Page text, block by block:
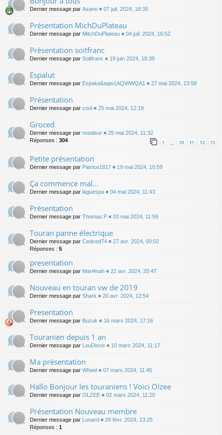
Dernier message par Asano « 07 juil. 2024, 18:35
Présentation MichDuPlateau
Dernier message par MitchDuPlateau « 04 juil. 2024, 16:52
Présentation soitfranc
Dernier message par Soitfranc « 19 juin 2024, 18:39
Espalut
Dernier message par Espalut&aqw1AQWWQA1 « 27 mai 2024, 13:58
Présentation
Dernier message par cool « 25 mai 2024, 12:19
Groced
Dernier message par resideur « 25 mai 2024, 11:32
Réponses : 304 1 10 11 12 13
Petite présentation
Dernier message par Patrice1817 « 19 mai 2024, 10:59
Ça commence mal...
Dernier message par laguespa « 04 mai 2024, 11:43
Présentation
Dernier message par Thomas.P « 03 mai 2024, 11:59
Touran panne électrique
Dernier message par Cedced74 « 27 avr. 2024, 00:02
Réponses : 5
presentation
Dernier message par Mari4nah « 22 avr. 2024, 20:47
Nouveau en touran vw de 2019
Dernier message par Shark « 20 avr. 2024, 12:54
Presentation
Dernier message par Buzuk « 16 mars 2024, 17:16
Touranien depuis 1 an
Dernier message par LouDisse « 10 mars 2024, 11:17
Ma présentation
Dernier message par Wheel « 07 mars 2024, 11:45
Hallo Bonjour les touraniens ! Voici Olzee
Dernier message par OLZEE « 02 mars 2024, 11:20
Présentation Nouveau membre
Dernier message par Lunard « 28 févr. 2024, 13:25
Réponses : 1